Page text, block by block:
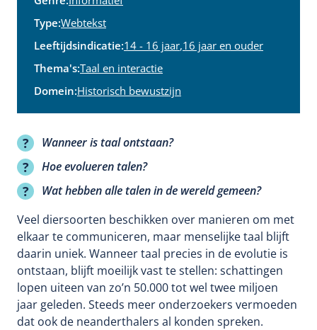
Type:Webtekst
Leeftijdsindicatie:14 - 16 jaar,16 jaar en ouder
Thema's:Taal en interactie
Domein:Historisch bewustzijn
Wanneer is taal ontstaan?
Hoe evolueren talen?
Wat hebben alle talen in de wereld gemeen?
Veel diersoorten beschikken over manieren om met
elkaar te communiceren, maar menselijke taal blijft
daarin uniek. Wanneer taal precies in de evolutie is
ontstaan, blijft moeilijk vast te stellen: schattingen
lopen uiteen van zo’n 50.000 tot wel twee miljoen
jaar geleden. Steeds meer onderzoekers vermoeden
dat ook de neanderthalers al konden spreken.